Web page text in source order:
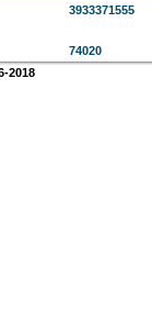
3933371555
74020
2018